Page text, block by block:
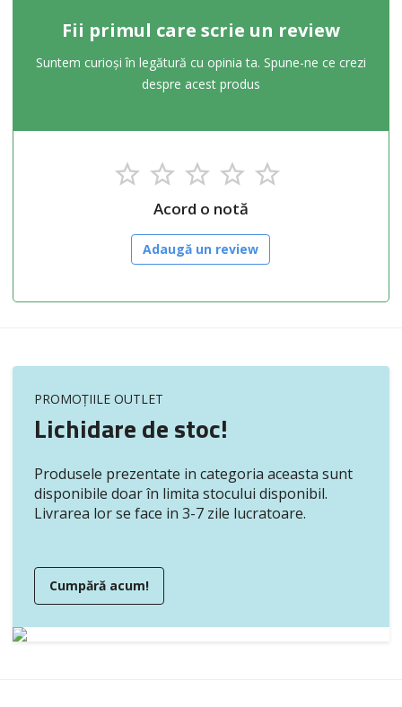
Fii primul care scrie un review
Suntem curioși în legătură cu opinia ta. Spune-ne ce crezi
despre acest produs
Acord o notă
Adaugă un review
PROMOȚIILE OUTLET
Lichidare de stoc!
Produsele prezentate in categoria aceasta sunt
disponibile doar în limita stocului disponibil.
Livrarea lor se face in 3-7 zile lucratoare.
Cumpără acum!